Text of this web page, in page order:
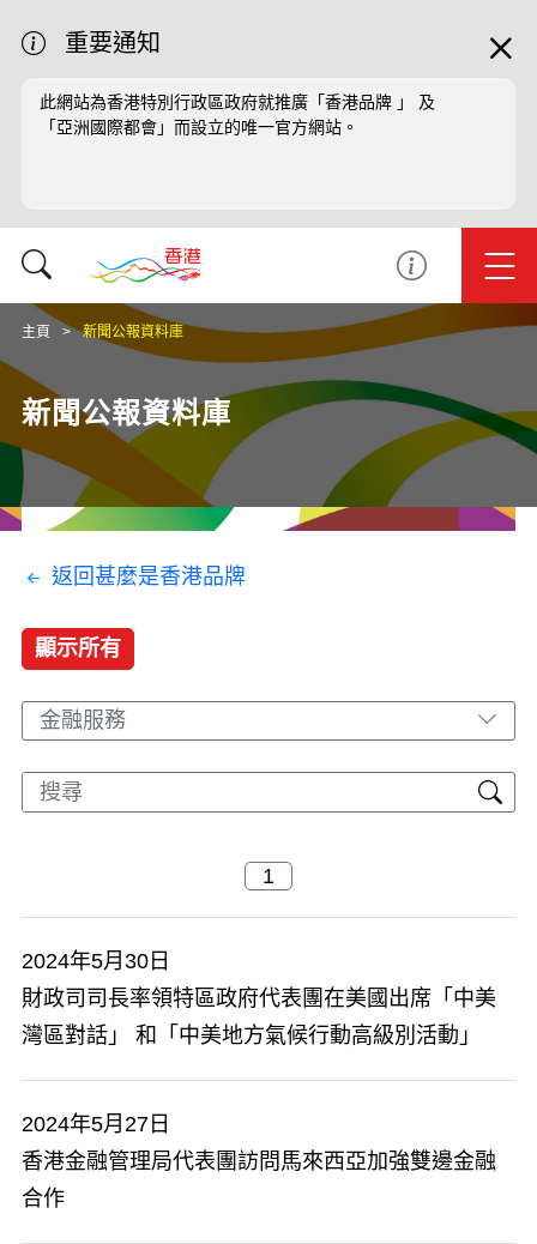
重要通知
此網站為香港特別行政區政府就推廣「香港品牌 」 及
「亞洲國際都會」而設立的唯一官方網站。
主頁 新聞公報資料庫
新聞公報資料庫
返回甚麼是香港品牌
顯示所有
金融服務
2024年5月30日
財政司司長率領特區政府代表團在美國出席「中美
灣區對話」 和「中美地方氣候行動高級別活動」
2024年5月27日
香港金融管理局代表團訪問馬來西亞加強雙邊金融
合作